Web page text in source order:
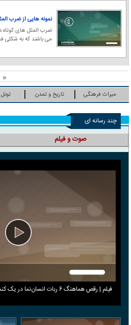
نمونه هایی از ضرب
ضرب المثل های کوتاه
می باشند که به شکلی
«
میراث فرهنگی تاریخ و تمدن
چند رسانه ای
صوت و فیلم
فیلم | رقص هماهنگ ۶ ربات انسان‌نما در یک کنسرت بزرگ در چین